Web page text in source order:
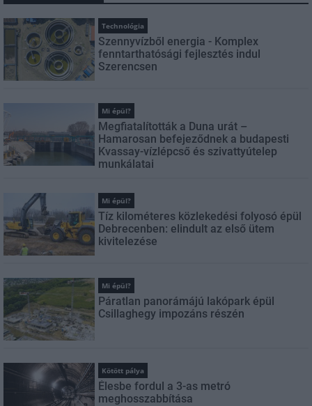
Technológia
Szennyvízből energia - Komplex
fenntarthatósági fejlesztés indul
Szerencsen
Mi épül?
Megfiatalították a Duna urát –
Hamarosan befejeződnek a budapesti
Kvassay-vízlépcső és szivattyútelep
munkálatai
Mi épül?
Tíz kilométeres közlekedési folyosó épül
Debrecenben: elindult az első ütem
kivitelezése
Mi épül?
Páratlan panorámájú lakópark épül
Csillaghegy impozáns részén
Kötött pálya
Élesbe fordul a 3-as metró
meghosszabbítása